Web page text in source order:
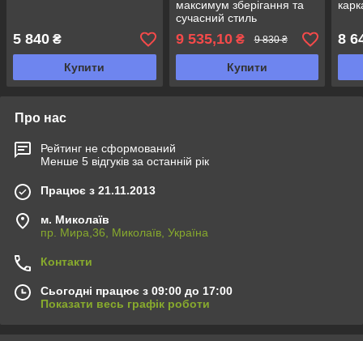
5 840 ₴
Купити
максимум зберігання та
сучасний стиль
9 535,10₴ 9 830 ₴
Купити
8
Про нас
Рейтинг не сформований
Менше 5 відгуків за останній рік
Працює з 21.11.2013
м. Миколаїв
пр. Мира,36, Миколаїв, Україна
Контакти
Сьогодні працює з 09:00 до 17:00
Показати весь графік роботи